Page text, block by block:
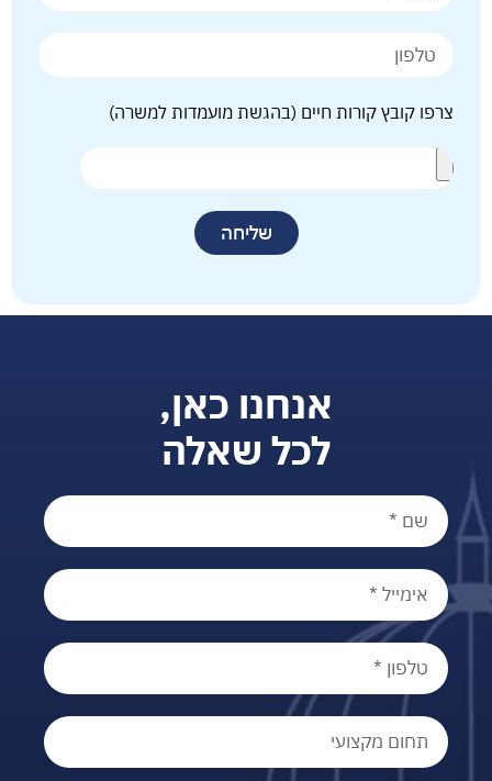
צרפו קובץ קורות חיים (בהגשת מועמדות למשרה)
שליחה
אנחנו כאן,
לכל שאלה